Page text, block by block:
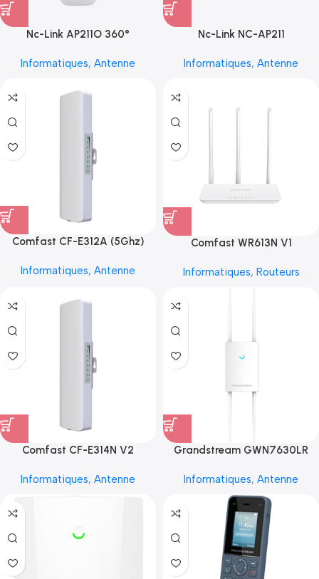
Nc-Link AP211O 360°
Informatiques, Antenne
Nc-Link NC-AP211
Informatiques, Antenne
Comfast CF-E312A (5Ghz)
Informatiques, Antenne
Comfast WR613N V1
Informatiques, Routeurs
Comfast CF-E314N V2
Informatiques, Antenne
Grandstream GWN7630LR
Informatiques, Antenne